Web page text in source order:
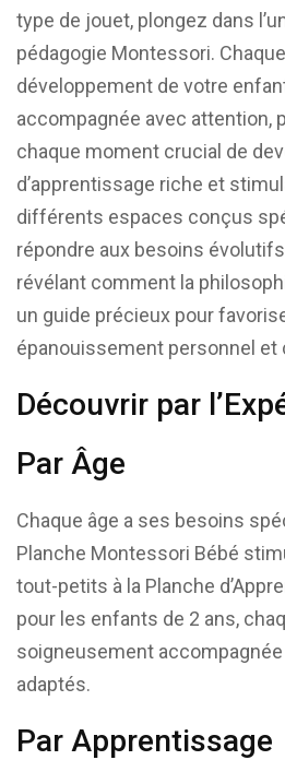
type de jouet, plongez dans
pédagogie Montessori.
développement de votre
accompagnée avec attention,
chaque moment crucial de
d’apprentissage riche et
différents espaces conçus
répondre aux besoins
révélant comment la
un guide précieux pour
épanouissement personnel et
Découvrir par
Par Âge
Chaque âge a ses besoins
Planche Montessori Bébé
tout-petits à la Planche
pour les enfants de 2 ans,
soigneusement accompagnée
adaptés.
Par Apprentissage